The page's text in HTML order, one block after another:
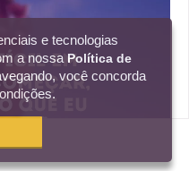
e tecnologias
a nossa Política de
você concorda